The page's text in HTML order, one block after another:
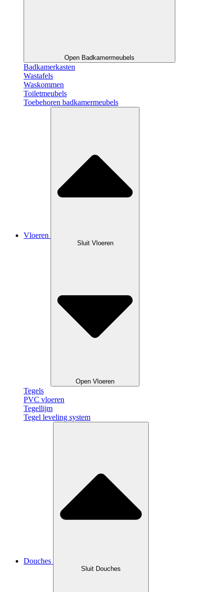
Open Badkamermeubels
Badkamerkasten
Wastafels
Waskommen
Toiletmeubels
Toebehoren badkamermeubels
Vloeren
Sluit Vloeren
Open Vloeren
Tegels
PVC vloeren
Tegellijm
Tegel leveling system
Douches
Sluit Douches